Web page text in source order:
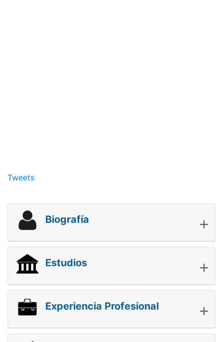
Tweets
Biografía +
Estudios +
Experiencia Profesional +